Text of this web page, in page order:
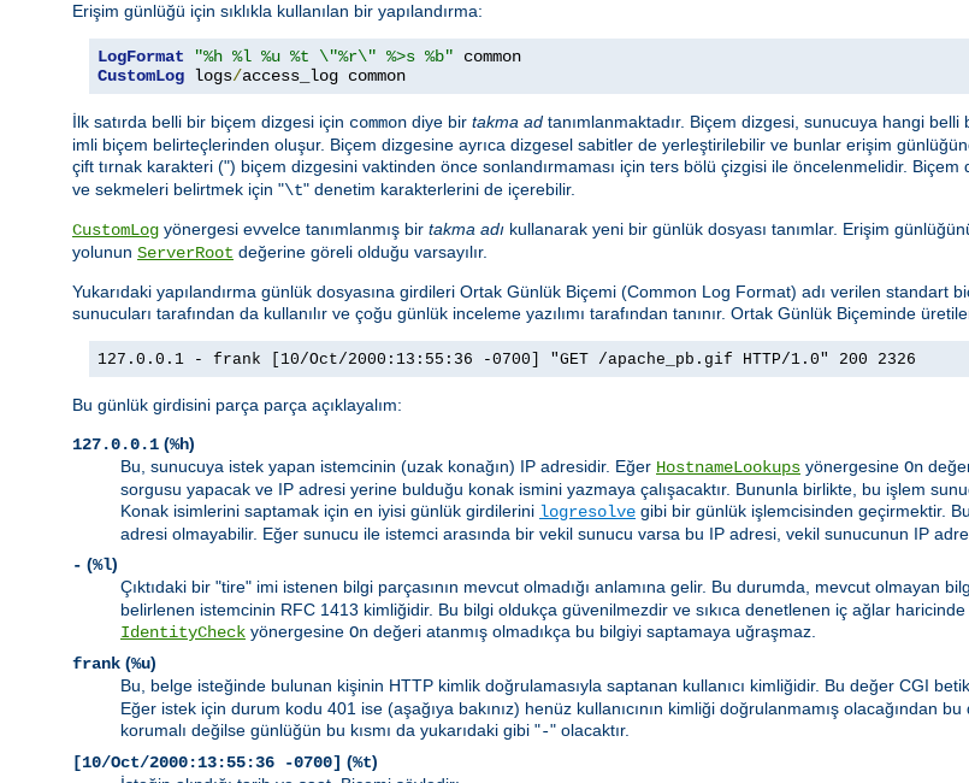
Erişim günlüğü için sıklıkla kullanılan bir yapılandırma:
LogFormat "%h %l %u %t \"%r\" %>s %b"
CustomLog logs/access_log common
İlk satırda belli bir biçem dizgesi için common diye bir takma ad tanımlanmaktadır. Biçem dizgesi, sunucuya hangi
imli biçem belirteçlerinden oluşur. Biçem dizgesine ayrıca dizgesel sabitler de yerleştirilebilir ve bunlar erişim
çift tırnak karakteri (") biçem dizgesini vaktinden önce sonlandırmaması için ters bölü çizgisi ile öncelenmelidir. Biçem
ve sekmeleri belirtmek için "\t" denetim karakterlerini de içerebilir.
CustomLog yönergesi evvelce tanımlanmış bir takma adı kullanarak yeni bir günlük dosyası tanımlar. Erişim
yolunun ServerRoot değerine göreli olduğu varsayılır.
Yukarıdaki yapılandırma günlük dosyasına girdileri Ortak Günlük Biçemi (Common Log Format) adı verilen standart
sunucuları tarafından da kullanılır ve çoğu günlük inceleme yazılımı tarafından tanınır. Ortak Günlük Biçeminde
127.0.0.1 - frank [10/Oct/2000:13:55:36 -0700] "GET /apache_pb.gif HTTP/1.0" 200 2326
Bu günlük girdisini parça parça açıklayalım:
127.0.0.1 (%h)
Bu, sunucuya istek yapan istemcinin (uzak konağın) IP adresidir. Eğer HostnameLookups yönergesine On
sorgusu yapacak ve IP adresi yerine bulduğu konak ismini yazmaya çalışacaktır. Bununla birlikte, bu işlem
Konak isimlerini saptamak için en iyisi günlük girdilerini logresolve gibi bir günlük işlemcisinden geçirmektir.
adresi olmayabilir. Eğer sunucu ile istemci arasında bir vekil sunucu varsa bu IP adresi, vekil sunucunun IP
- (%l)
Çıktıdaki bir "tire" imi istenen bilgi parçasının mevcut olmadığı anlamına gelir. Bu durumda, mevcut olmayan
belirlenen istemcinin RFC 1413 kimliğidir. Bu bilgi oldukça güvenilmezdir ve sıkıca denetlenen iç ağlar
IdentityCheck yönergesine On değeri atanmış olmadıkça bu bilgiyi saptamaya uğraşmaz.
frank (%u)
Bu, belge isteğinde bulunan kişinin HTTP kimlik doğrulamasıyla saptanan kullanıcı kimliğidir. Bu değer CGI
Eğer istek için durum kodu 401 ise (aşağıya bakınız) henüz kullanıcının kimliği doğrulanmamış olacağından
korumalı değilse günlüğün bu kısmı da yukarıdaki gibi "-" olacaktır.
[10/Oct/2000:13:55:36 -0700] (%t)